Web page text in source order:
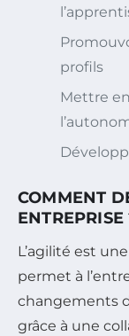
profils
Mettre
COMMENT
ENTREPRISE
L’agilité est
permet à
changements
grâce à une